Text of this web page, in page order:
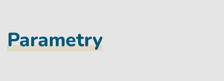
Parametry